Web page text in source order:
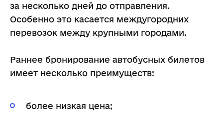
за несколько дней до отправления.
Особенно это касается междугородних
перевозок между крупными городами.
Раннее бронирование автобусных билетов
имеет несколько преимуществ:
более низкая цена;